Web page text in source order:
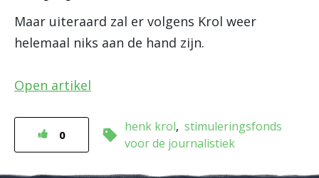
Maar uiteraard zal er volgens Krol weer
helemaal niks aan de hand zijn.
Open artikel
0
henk krol stimuleringsfonds
voor de journalistiek